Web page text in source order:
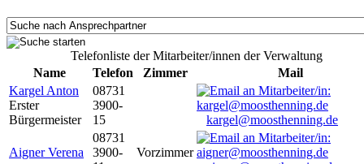
Telefonliste der Mitarbeiter/innen der Verwaltung
Name
Telefon Zimmer
Mail
Kargel Anton
Erster
Bürgermeister
08731
3900-
15
kargel@moosthenning.de
Aigner Verena
08731
3900-
Vorzimmer